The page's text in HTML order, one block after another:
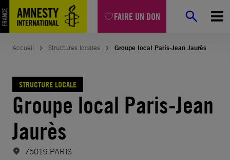
FAIRE UN DON
Aller
au
contenu
Accueil Structures locales Groupe local Paris-Jean Jaurès
STRUCTURE LOCALE
Groupe local Paris-Jean
Jaurès
75019 PARIS